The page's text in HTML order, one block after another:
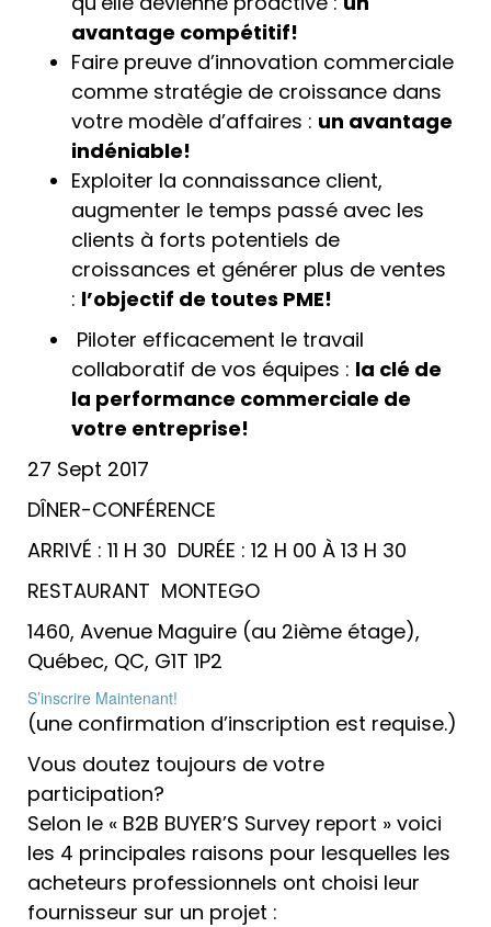
avantage compétitif!
Faire preuve d’innovation commerciale
comme stratégie de croissance dans
votre modèle d’affaires : un avantage
indéniable!
Exploiter la connaissance client,
augmenter le temps passé avec les
clients à forts potentiels de
croissances et générer plus de ventes
: l’objectif de toutes PME!
Piloter efficacement le travail
collaboratif de vos équipes : la clé de
la performance commerciale de
votre entreprise!
27 Sept 2017
DÎNER-CONFÉRENCE
ARRIVÉ : 11 H 30 DURÉE : 12 H 00 À 13 H 30
RESTAURANT MONTEGO
1460, Avenue Maguire (au 2ième étage),
Québec, QC, G1T 1P2
S’inscrire Maintenant!
(une confirmation d’inscription est requise.)
Vous doutez toujours de votre
participation?
Selon le « B2B BUYER’S Survey report » voici
les 4 principales raisons pour lesquelles les
acheteurs professionnels ont choisi leur
fournisseur sur un projet :